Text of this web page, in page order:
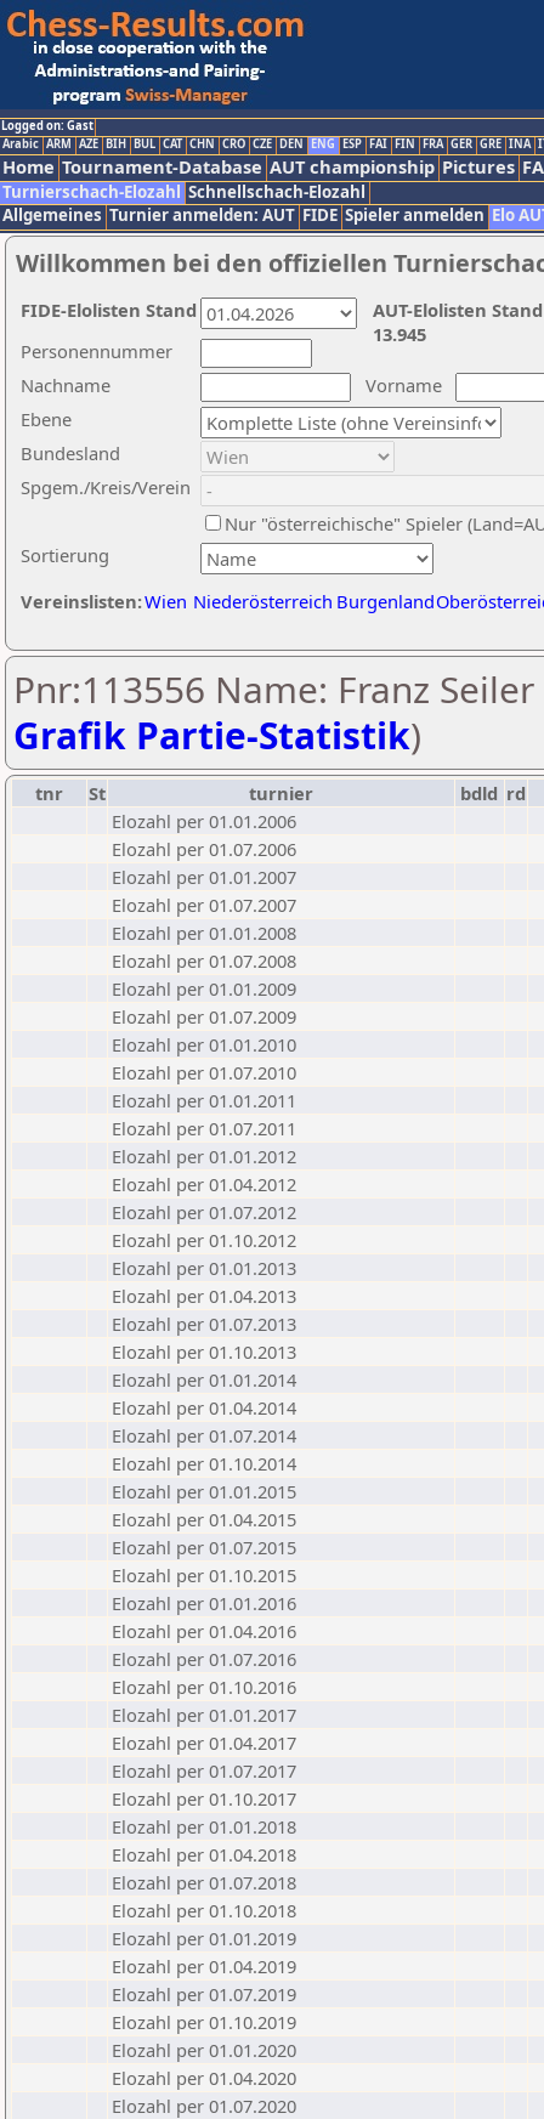
Logged on: Gast
Arabic ARM AZE BIH BUL CAT CHN CRO CZE DEN ENG ESP FAI FIN FRA GER GRE INA
Home Tournament-Database AUT championship Pictures
Turnierschach-Elozahl Schnellschach-Elozahl
Allgemeines Turnier anmelden: AUT FIDE Spieler anmelden Elo
Willkommen bei den offiziellen
Nachname
Vorname
Ebene
Sortierung
Personennummer
Bundesland
Spgem./Kreis/Verein
Nur "österreichische" Spieler
Vereinslisten:Wien Niederösterreich Burgenland
AUT-Elolisten
13.945
FIDE-Elolisten Stand
Pnr:113556 Name: Franz Seiler
Grafik Partie-Statistik)
tnr St turnier bdld rd
Elozahl per 01.01.2006
Elozahl per 01.07.2006
Elozahl per 01.01.2007
Elozahl per 01.07.2007
Elozahl per 01.01.2008
Elozahl per 01.07.2008
Elozahl per 01.01.2009
Elozahl per 01.07.2009
Elozahl per 01.01.2010
Elozahl per 01.07.2010
Elozahl per 01.01.2011
Elozahl per 01.07.2011
Elozahl per 01.01.2012
Elozahl per 01.04.2012
Elozahl per 01.07.2012
Elozahl per 01.10.2012
Elozahl per 01.01.2013
Elozahl per 01.04.2013
Elozahl per 01.07.2013
Elozahl per 01.10.2013
Elozahl per 01.01.2014
Elozahl per 01.04.2014
Elozahl per 01.07.2014
Elozahl per 01.10.2014
Elozahl per 01.01.2015
Elozahl per 01.04.2015
Elozahl per 01.07.2015
Elozahl per 01.10.2015
Elozahl per 01.01.2016
Elozahl per 01.04.2016
Elozahl per 01.07.2016
Elozahl per 01.10.2016
Elozahl per 01.01.2017
Elozahl per 01.04.2017
Elozahl per 01.07.2017
Elozahl per 01.10.2017
Elozahl per 01.01.2018
Elozahl per 01.04.2018
Elozahl per 01.07.2018
Elozahl per 01.10.2018
Elozahl per 01.01.2019
Elozahl per 01.04.2019
Elozahl per 01.07.2019
Elozahl per 01.10.2019
Elozahl per 01.01.2020
Elozahl per 01.04.2020
Elozahl per 01.07.2020